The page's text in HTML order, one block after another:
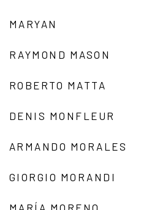
MARYAN
RAYMOND MASON
ROBERTO MATTA
DENIS MONFLEUR
ARMANDO MORALES
GIORGIO MORANDI
MARÍA MORENO